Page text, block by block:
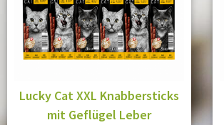
Lucky Cat XXL Knabbersticks
mit Geflügel Leber